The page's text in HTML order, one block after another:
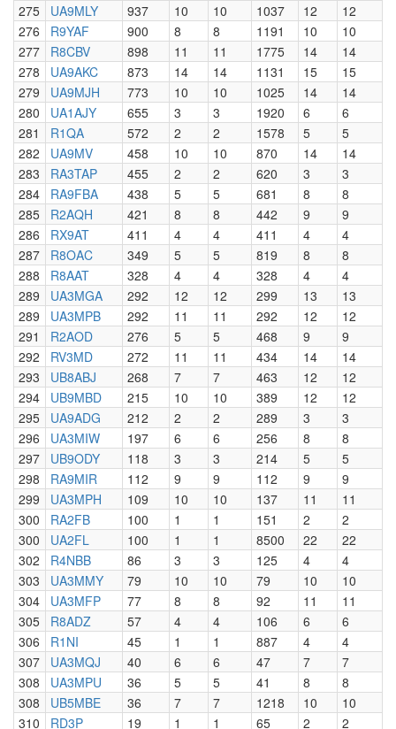
275
UA9MLY 937 10 10 1037 12
12
276
R9YAF 900 8 8 1191 10
10
277
R8CBV 898 11 11 1775 14
14
278
UA9AKC 873 14 14 1131 15
15
279
UA9MJH 773 10 10 1025 14
14
280
UA1AJY 655 3 3 1920 6
6
281
R1QA 572 2 2 1578 5
5
282
UA9MV 458 10 10 870 14
14
283
RA3TAP 455 2 2 620 3
3
284
RA9FBA 438 5 5 681 8
8
285
R2AQH 421 8 8 442 9
9
286
RX9AT 411 4 4 411 4
4
287
R8OAC 349 5 5 819 8
8
288
R8AAT 328 4 4 328 4
4
289
UA3MGA 292 12 12 299 13
13
289
UA3MPB 292 11 11 292 12
12
291
R2AOD 276 5 5 468 9
9
292
RV3MD 272 11 11 434 14
14
293
UB8ABJ 268 7 7 463 12
12
294
UB9MBD 215 10 10 389 12
12
295
UA9ADG 212 2 2 289 3
3
296
UA3MIW 197 6 6 256 8
8
297
UB9ODY 118 3 3 214 5
5
298
RA9MIR 112 9 9 112 9
9
299
UA3MPH 109 10 10 137 11
11
300
RA2FB 100 1 1 151 2
2
300
UA2FL 100 1 1 8500 22
22
302
R4NBB 86 3 3 125 4
4
303
UA3MMY 79 10 10 79 10
10
304
UA3MFP 77 8 8 92 11
11
305
R8ADZ 57 4 4 106 6
6
306
R1NI 45 1 1 887 4
4
307
UA3MQJ 40 6 6 47 7
7
308
UA3MPU 36 5 5 41 8
8
308
UB5MBE 36 7 7 1218 10
10
310
RD3P 19 1 1 65 2 2